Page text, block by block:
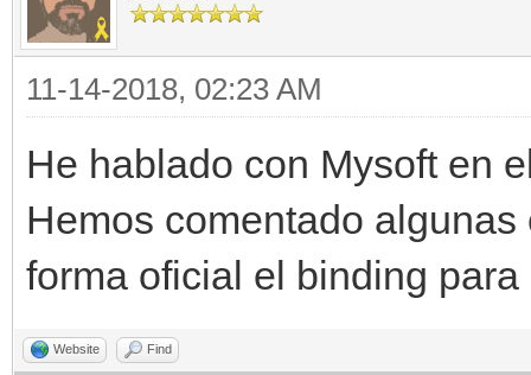
11-14-2018, 02:23 AM
He hablado con Mysoft en
Hemos comentado
forma oficial el binding
Website Find